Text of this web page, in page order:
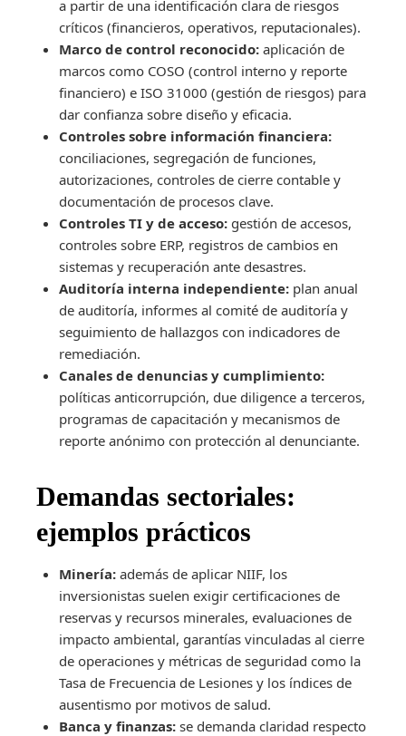
a partir de una identificación clara de riesgos
críticos (financieros, operativos, reputacionales).
Marco de control reconocido: aplicación de
marcos como COSO (control interno y reporte
financiero) e ISO 31000 (gestión de riesgos) para
dar confianza sobre diseño y eficacia.
Controles sobre información financiera:
conciliaciones, segregación de funciones,
autorizaciones, controles de cierre contable y
documentación de procesos clave.
Controles TI y de acceso: gestión de accesos,
controles sobre ERP, registros de cambios en
sistemas y recuperación ante desastres.
Auditoría interna independiente: plan anual
de auditoría, informes al comité de auditoría y
seguimiento de hallazgos con indicadores de
remediación.
Canales de denuncias y cumplimiento:
políticas anticorrupción, due diligence a terceros,
programas de capacitación y mecanismos de
reporte anónimo con protección al denunciante.
Demandas sectoriales:
ejemplos prácticos
Minería: además de aplicar NIIF, los
inversionistas suelen exigir certificaciones de
reservas y recursos minerales, evaluaciones de
impacto ambiental, garantías vinculadas al cierre
de operaciones y métricas de seguridad como la
Tasa de Frecuencia de Lesiones y los índices de
ausentismo por motivos de salud.
Banca y finanzas: se demanda claridad respecto